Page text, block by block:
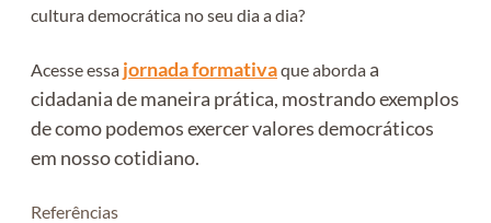
cultura democrática no seu dia a dia?
Acesse essa jornada formativaque abordaa
cidadania de maneira prática, mostrando exemplos
de como podemos exercer valores democráticos
em nosso cotidiano.
Referências